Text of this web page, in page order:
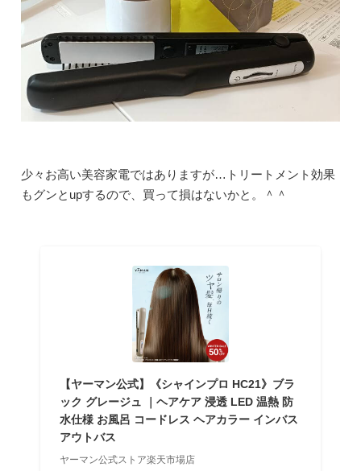
少々お高い美容家電ではありますが…トリートメント効果
もグンとupするので、買って損はないかと。＾＾
【ヤーマン公式】《シャインプロ HC21》ブラ
ック グレージュ ｜ヘアケア 浸透 LED 温熱 防
水仕様 お風呂 コードレス ヘアカラー インバス
アウトバス
ヤーマン公式ストア楽天市場店